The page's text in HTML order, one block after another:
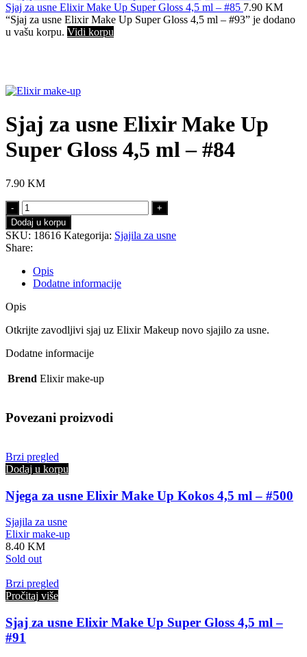
Sjaj za usne Elixir Make Up Super Gloss 4,5 ml – #85 7.90 KM
“Sjaj za usne Elixir Make Up Super Gloss 4,5 ml – #93” je dodano
u vašu korpu. Vidi korpu
Sjaj za usne Elixir Make Up
Super Gloss 4,5 ml – #84
7.90 KM
Sjaj
za
usne
Elixir
Make
Up
Super
Gloss
4,5
–
količina
Dodaj u korpu
SKU: 18616 Kategorija: Sjajila za usne
Share:
Opis
Dodatne informacije
Opis
Otkrijte zavodljivi sjaj uz Elixir Makeup novo sjajilo za usne.
Dodatne informacije
Brend Elixir make-up
Povezani proizvodi
Brzi pregled
Dodaj u korpu
Njega za usne Elixir Make Up Kokos 4,5 ml – #500
Sjajila za usne
Elixir make-up
8.40 KM
Sold out
Brzi pregled
Pročitaj više
Sjaj za usne Elixir Make Up Super Gloss 4,5 ml –
#91